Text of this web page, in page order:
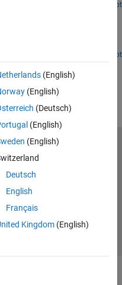
Open Script
scales to reveal
Open Live Script
(English)
(English)
(Deutsch)
(English)
(English)
Deutsch
English
Français
Kingdom(English)
Politique de confidentialité